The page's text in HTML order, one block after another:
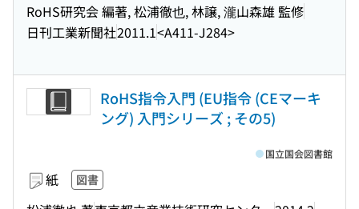
RoHS研究会 編著, 松浦徹也, 林譲, 瀧山森雄 監修
日刊工業新聞社2011.1<A411-J284>
RoHS指令入門 (EU指令 (CEマーキ
ング) 入門シリーズ ; その5)
紙 図書
国立国会図書館